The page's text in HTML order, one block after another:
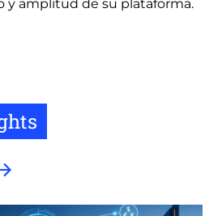
y amplitud de su plataforma.